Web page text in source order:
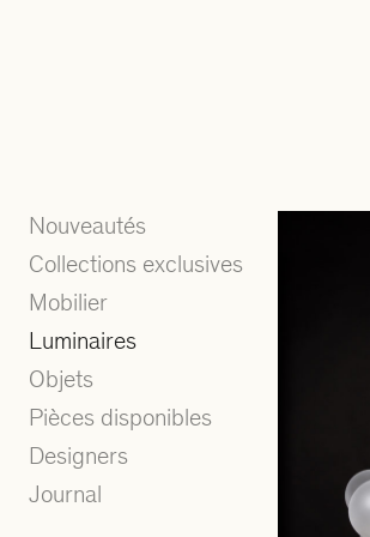
Nouveautés
Collections exclusives
Mobilier
Luminaires
Objets
Pièces disponibles
Designers
Journal